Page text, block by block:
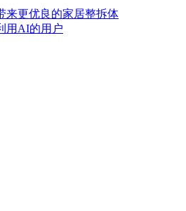
来更优良的家居整拆体
用AI的用户